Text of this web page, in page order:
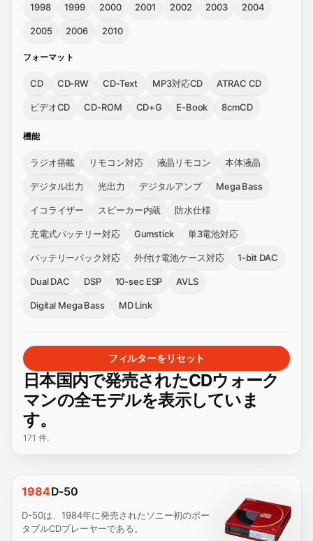
1998 1999 2000 2001 2002 2003 2004
2005 2006 2010
フォーマット
CD CD-RW CD-Text MP3対応CD ATRAC CD
ビデオCD CD-ROM CD+G E-Book 8cmCD
機能
ラジオ搭載 リモコン対応 液晶リモコン 本体液晶
デジタル出力 光出力 デジタルアンプ Mega Bass
イコライザー スピーカー内蔵 防水仕様
充電式バッテリー対応 Gumstick 単3電池対応
バッテリーパック対応 外付け電池ケース対応 1-bit DAC
Dual DAC DSP 10-sec ESP AVLS
Digital Mega Bass MD Link
フィルターをリセット
日本国内で発売されたCDウォーク
マンの全モデルを表示していま
す。
171 件.
1984D-50
D-50は、1984年に発売されたソニー初のポー
タブルCDプレーヤーである。